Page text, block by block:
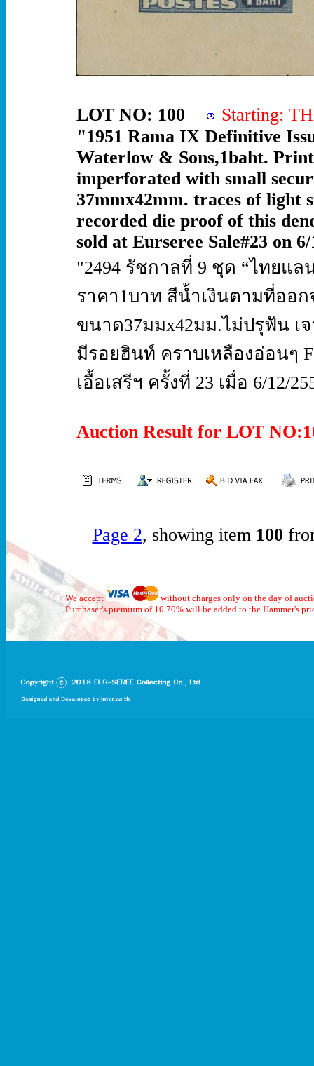
LOT NO: 100
Starting:
"1951 Rama IX Definitive
Waterlow & Sons,1baht.
imperforated with small
37mmx42mm. traces of light
recorded die proof of this
sold at Eurseree Sale#23 on
"2494 รัชกาลที่ 9 ชุด “ไทยแล
ราคา1บาท สีน้ำเงินตามที่ออ
ขนาด37มมx42มม.ไม่ปรุฟัน เ
มีรอยฮินท์ คราบเหลืองอ่อนๆ
เอื้อเสรีฯ ครั้งที่ 23 เมื่อ 6/12/
Auction Result for LOT
Page 2, showing item 100
We accept
without charges only on the day of
Purchaser's premium of 10.70% will be added to the Hammer's